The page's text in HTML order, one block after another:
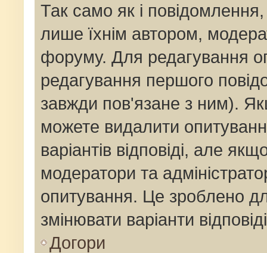
Так само як і
лише їхнім автором,
форуму. Для редагування
редагування першого
завжди пов'язане з ним).
можете видалити
варіантів відповіді, але
модератори та
опитування. Це зроблено
змінювати варіанти
Догори